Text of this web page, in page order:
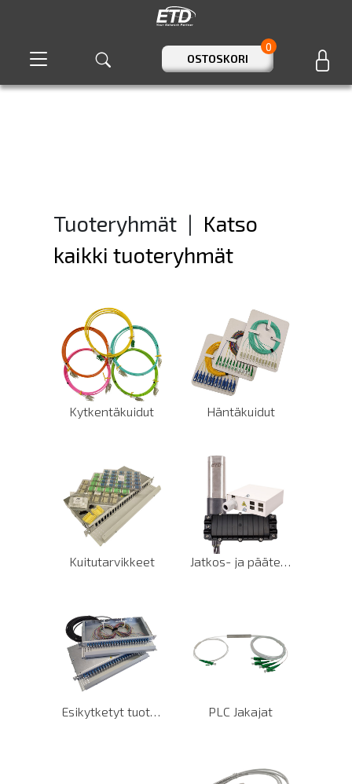
OSTOSKORI
0
Tuoteryhmät | Katso
kaikki tuoteryhmät
Kytkentäkuidut Häntäkuidut
Kuitutarvikkeet Jatkos- ja päätekotelot
Esikytketyt tuotteet PLC Jakajat